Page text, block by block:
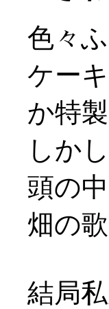
色々
ケー
か特
しか
頭の
畑の
結局